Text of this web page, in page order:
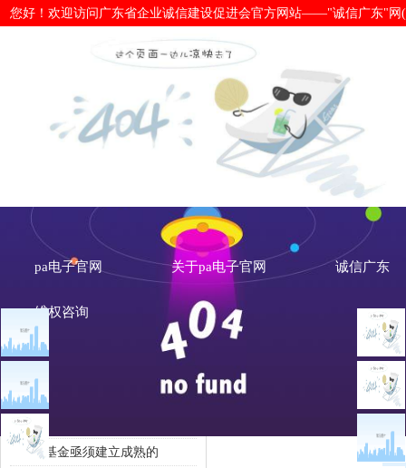
您好！欢迎访问广东省企业诚信建设促进会官方网站——"诚信广东"网
清远“四管齐下”构建信用交通-pa电
pa电子官网 关于pa电子官网 诚信广东
维权咨询
文章点击排行
重大突发公共卫生事件一
2020广东省守合同重信用企
私募基金亟须建立成熟的
地市诚信动态